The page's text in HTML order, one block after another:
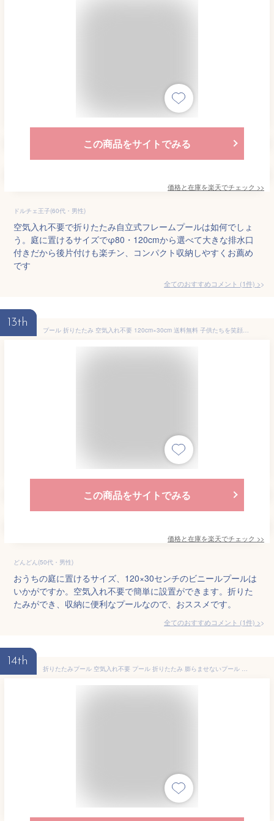
この商品をサイトでみる
価格と在庫を楽天でチェック >>
ドルチェ王子(60代・男性)
空気入れ不要で折りたたみ自立式フレームプールは如何でしょ
う。庭に置けるサイズでφ80・120cmから選べて大きな排水口
付きだから後片付けも楽チン、コンパクト収納しやすくお薦め
です
全てのおすすめコメント (1件) >
13th
プール 折りたたみ 空気入れ不要 120cm×30cm 送料無料 子供たちを笑顔にするプール 犬用プール 犬 プール ペットプール ビニールプール ベランダ 屋内 家庭用 家庭用プール 夏 夏休み 【平日14時・土日祝11時迄のご注文決済確定で当日発送】
この商品をサイトでみる
価格と在庫を楽天でチェック >>
どんどん(50代・男性)
おうちの庭に置けるサイズ、120×30センチのビニールプールは
いかがですか。空気入れ不要で簡単に設置ができます。折りた
たみができ、収納に便利なプールなので、おススメです。
全てのおすすめコメント (1件) >
14th
折りたたみプール 空気入れ不要 プール 折りたたみ 膨らませないプール 120cm×30cm 子供プール ボールプール ビニールプール ベビー用 収納便利 お風呂用 ペット 庭 犬猫 お家プール 猛暑対策 おしゃれ